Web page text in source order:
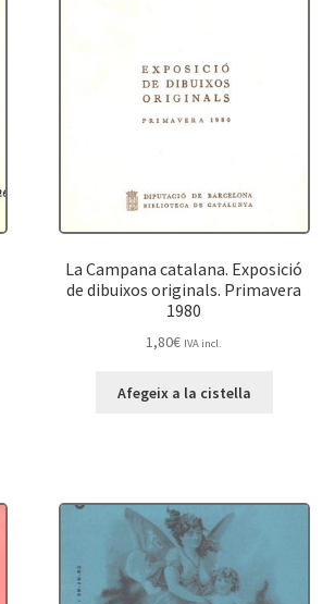
La Campana catalana. Exposició
de dibuixos originals. Primavera
1980
1,80€ IVA incl.
Afegeix a la cistella